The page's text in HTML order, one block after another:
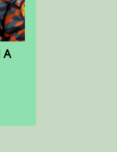
A